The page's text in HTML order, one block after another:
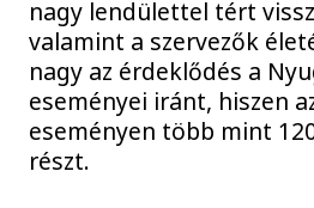
nagy lendülettel tért
valamint a szervezők
nagy az érdeklődés a
eseményei iránt, hiszen
eseményen több mint
részt.